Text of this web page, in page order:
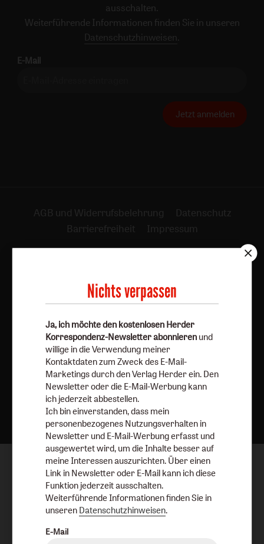
ausschalten.
Weiterführende Informationen finden Sie in unseren
Datenschutzhinweisen .
E-Mail
Jetzt anmelden
AGB und Widerrufsbelehrung
Datenschutz
Barrierefreiheit
Impressum
Nach oben
Nichts verpassen
Ja, ich möchte den kostenlosen Herder
Korrespondenz-Newsletter abonnieren und
willige in die Verwendung meiner
Kontaktdaten zum Zweck des E-Mail-
Marketings durch den Verlag Herder ein. Den
Newsletter oder die E-Mail-Werbung kann
ich jederzeit abbestellen.
Ich bin einverstanden, dass mein
personenbezogenes Nutzungsverhalten in
Newsletter und E-Mail-Werbung erfasst und
ausgewertet wird, um die Inhalte besser auf
meine Interessen auszurichten. Über einen
Link in Newsletter oder E-Mail kann ich diese
Funktion jederzeit ausschalten.
Weiterführende Informationen finden Sie in
unseren Datenschutzhinweisen.
E-Mail